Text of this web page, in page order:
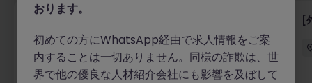
ング・KYCアナリスト
東京 正社員 800万～1,100万円
[
おります。
初めての方にWhatsApp経由で求人情報をご案
内することは一切ありません。同様の詐欺は、世
界で他の優良な人材紹介会社にも影響を及ぼして